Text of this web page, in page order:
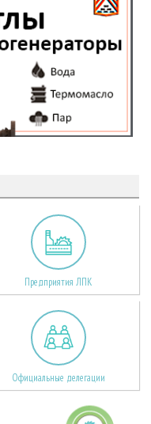
Предприятия ЛПК
Официальные делегации